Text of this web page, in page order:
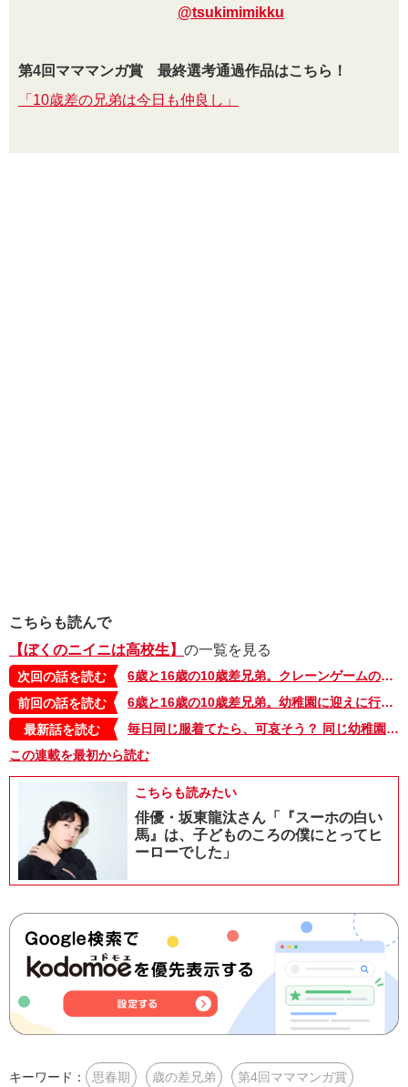
@tsukimimikku
第4回マママンガ賞 最終選考通過作品はこちら！
「10歳差の兄弟は今日も仲良し」
こちらも読んで
【ぼくのニイニは高校生】 の一覧を見る
次回の話を読む
6歳と16歳の10歳差兄弟。クレーンゲームの前で、おねだりするオトトくんに、ニイニは…【10歳差兄弟！ぼくのニイニは高校生】
前回の話を読む
6歳と16歳の10歳差兄弟。幼稚園に迎えに行って「キライやだ、ニイニ！」と泣かれてしまった理由は？【10歳差兄弟！ぼくのニイニは高校生】
最新話を読む
毎日同じ服着てたら、可哀そう？ 同じ幼稚園のママに言われた言葉、今思うことは…【10歳差兄弟！ぼくのニイニは高校生】
この連載を最初から読む
こちらも読みたい
俳優・坂東龍汰さん「『スーホの白い
馬』は、子どものころの僕にとってヒ
ーローでした」
キーワード： 思春期 歳の差兄弟 第4回マママンガ賞